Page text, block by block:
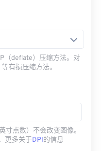
（deflate）压缩方法。对
有损压缩方法。
点数）不会改变图像。
更多关于DPI的信息